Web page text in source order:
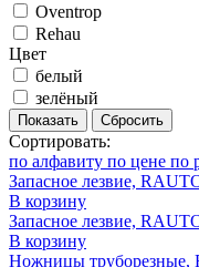
Oventrop
Rehau
Цвет
белый
зелёный
Показать Сбросить
Сортировать:
по алфавиту по цене по
Запасное лезвие,
В корзину
Запасное лезвие,
В корзину
Ножницы труборезные,